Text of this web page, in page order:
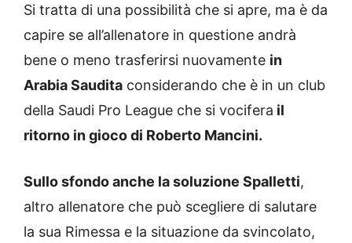
Si tratta di una possibilità che si apre, ma è da
capire se all’allenatore in questione andrà
bene o meno trasferirsi nuovamente in
Arabia Saudita considerando che è in un club
della Saudi Pro League che si vocifera il
ritorno in gioco di Roberto Mancini.
Sullo sfondo anche la soluzione Spalletti,
altro allenatore che può scegliere di salutare
la sua Rimessa e la situazione da svincolato,